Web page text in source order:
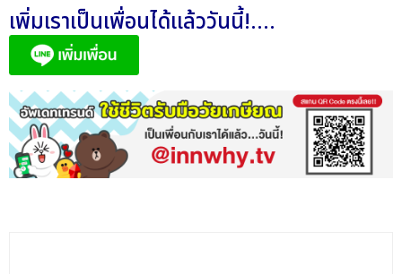
เพิ่มเราเป็นเพื่อนได้แล้ววันนี้!....